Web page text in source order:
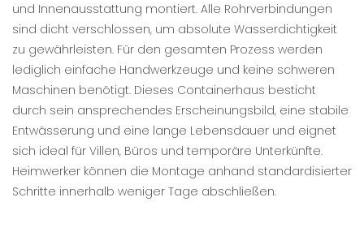
und Innenausstattung montiert. Alle Rohrverbindungen
sind dicht verschlossen, um absolute Wasserdichtigkeit
zu gewährleisten. Für den gesamten Prozess werden
lediglich einfache Handwerkzeuge und keine schweren
Maschinen benötigt. Dieses Containerhaus besticht
durch sein ansprechendes Erscheinungsbild, eine stabile
Entwässerung und eine lange Lebensdauer und eignet
sich ideal für Villen, Büros und temporäre Unterkünfte.
Heimwerker können die Montage anhand standardisierter
Schritte innerhalb weniger Tage abschließen.